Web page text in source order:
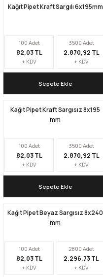
Kağıt Pipet Kraft Sargılı 6x195mm
100 Adet
82,03 TL
+ KDV
3500 Adet
2.870,92 TL
+ KDV
Sepete Ekle
Kağıt Pipet Kraft Sargısız 8x195
mm
100 Adet
82,03 TL
+ KDV
3500 Adet
2.870,92 TL
+ KDV
Sepete Ekle
Kağıt Pipet Beyaz Sargısız 8x240
mm
100 Adet
82,03 TL
+ KDV
2800 Adet
2.296,73 TL
+ KDV